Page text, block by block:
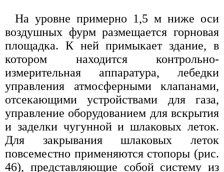
На уровне примерно 1,5 м ниже оси
воздушных фурм размещается горновая
площадка. К ней примыкает здание, в
котором находится контрольно-
измерительная аппаратура, лебедки
управления атмосферными клапанами,
отсекающими устройствами для газа,
управление оборудованием для вскрытия
и заделки чугунной и шлаковых леток.
Для закрывания шлаковых леток
повсеместно применяются стопоры (рис.
46), представляющие собой систему из